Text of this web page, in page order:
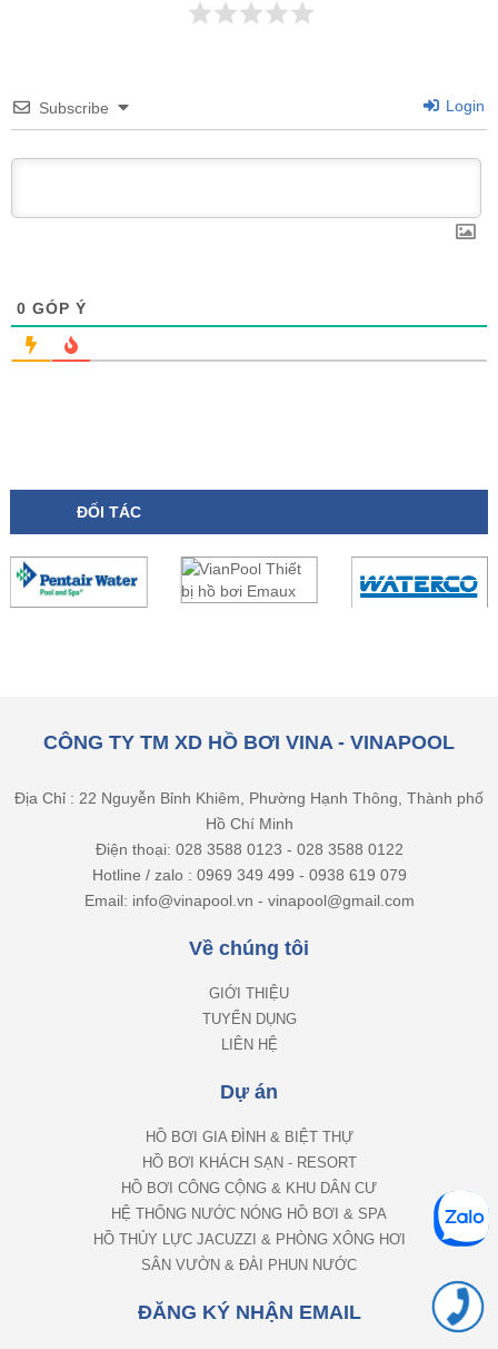
Subscribe Login
0 GÓP Ý
ĐỐI TÁC
CÔNG TY TM XD HỒ BƠI VINA - VINAPOOL
Địa Chỉ : 22 Nguyễn Bỉnh Khiêm, Phường Hạnh Thông, Thành phố
Hồ Chí Minh
Điện thoại: 028 3588 0123 - 028 3588 0122
Hotline / zalo : 0969 349 499 - 0938 619 079
Email: info@vinapool.vn - vinapool@gmail.com
Về chúng tôi
GIỚI THIỆU
TUYỂN DỤNG
LIÊN HỆ
Dự án
HỒ BƠI GIA ĐÌNH & BIỆT THỰ
HỒ BƠI KHÁCH SẠN - RESORT
HỒ BƠI CÔNG CỘNG & KHU DÂN CƯ
HỆ THỐNG NƯỚC NÓNG HỒ BƠI & SPA
HỒ THỦY LỰC JACUZZI & PHÒNG XÔNG HƠI
SÂN VƯỜN & ĐÀI PHUN NƯỚC
ĐĂNG KÝ NHẬN EMAIL